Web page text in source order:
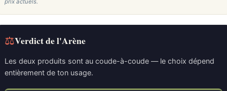
prix actuels.
⚖Verdict de l'Arène
Les deux produits sont au coude-à-coude — le choix dépend
entièrement de ton usage.